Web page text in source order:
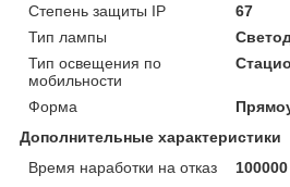
Степень защиты IP
67
Тип лампы
Тип освещения по
мобильности
Форма
Дополнительные характеристики
Время наработки на отказ